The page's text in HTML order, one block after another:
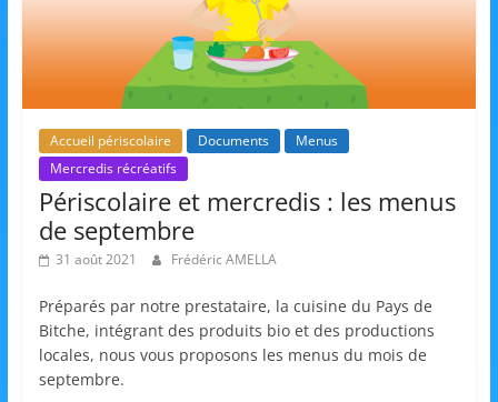
d
u
c
a
t
o
e
t
A
n
Accueil périscolaire Documents
Menus
Mercredis récréatifs
Périscolaire et mercredis : les menus
de septembre
31 août 2021 Frédéric AMELLA
Préparés par notre prestataire, la cuisine du Pays de
Bitche, intégrant des produits bio et des productions
locales, nous vous proposons les menus du mois de
septembre.